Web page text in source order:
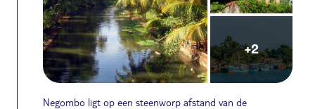
Negombo ligt op een steenworp afstand van de
+2